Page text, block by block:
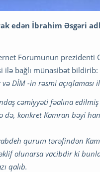
edən İbrahim Əsgəri
Forumunun prezidenti
bağlı münasibət bildirib:
DİM -in rəsmi açıqlaması
cəmiyyəti fəalına
də, konkret Kamran bəyi
qurum tərəfindən
olunarsa vacibdir ki
qalıb.